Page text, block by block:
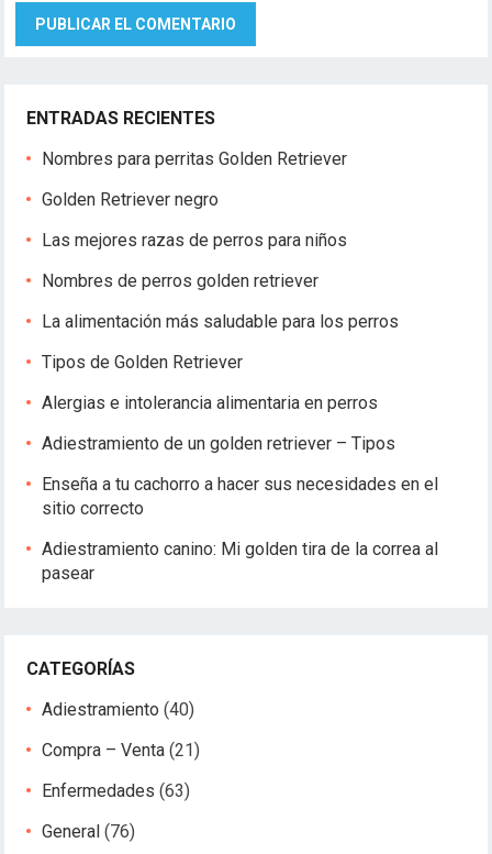
ENTRADAS RECIENTES
Nombres para perritas Golden Retriever
Golden Retriever negro
Las mejores razas de perros para niños
Nombres de perros golden retriever
La alimentación más saludable para los perros
Tipos de Golden Retriever
Alergias e intolerancia alimentaria en perros
Adiestramiento de un golden retriever – Tipos
Enseña a tu cachorro a hacer sus necesidades en el
sitio correcto
Adiestramiento canino: Mi golden tira de la correa al
pasear
CATEGORÍAS
Adiestramiento (40)
Compra – Venta (21)
Enfermedades (63)
General (76)